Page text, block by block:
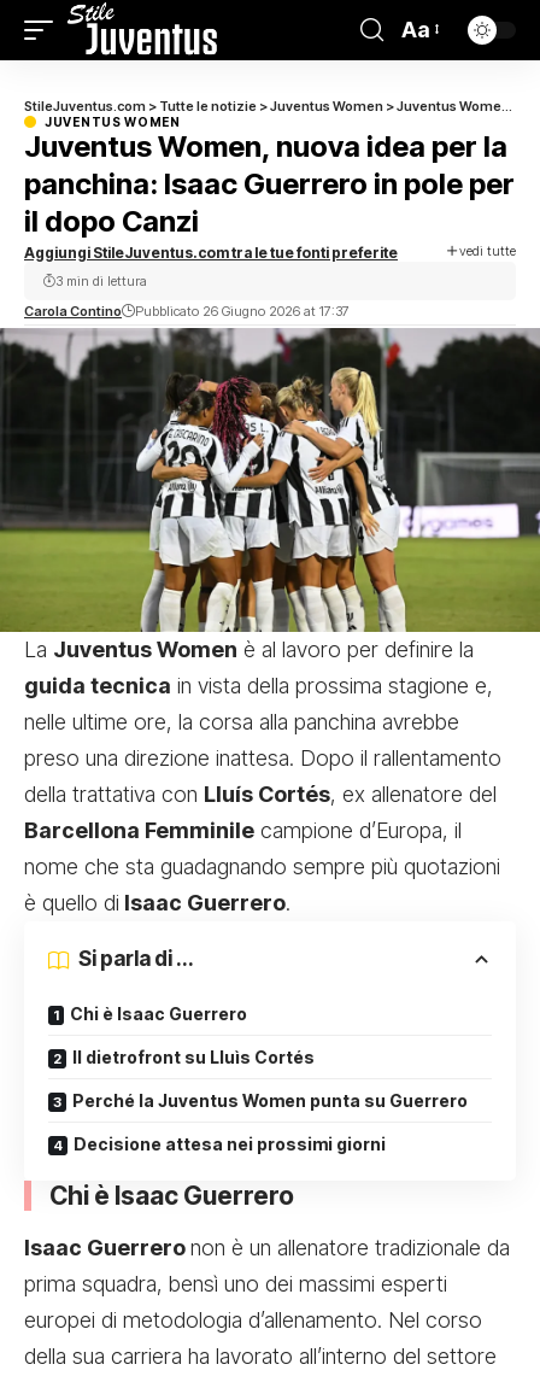
Aa
StileJuventus.com > Tutte le notizie >Juventus Women >Juventus Women, nuova idea per la panchina: Isaac Guerrero in pole per il dopo Canzi
JUVENTUS WOMEN
Juventus Women, nuova idea per la
panchina: Isaac Guerrero in pole per
il dopo Canzi
Aggiungi StileJuventus.com tra le tue fonti preferite vedi tutte
Carola Contino Pubblicato 26 Giugno 2026 at 17:37
3 min di lettura
La Juventus Women è al lavoro per definire la
guida tecnica in vista della prossima stagione e,
nelle ultime ore, la corsa alla panchina avrebbe
preso una direzione inattesa. Dopo il rallentamento
della trattativa con Lluís Cortés, ex allenatore del
Barcellona Femminile campione d’Europa, il
nome che sta guadagnando sempre più quotazioni
è quello di Isaac Guerrero.
Si parla di ...
Chi è Isaac Guerrero
Il dietrofront su Lluìs Cortés
Perché la Juventus Women punta su Guerrero
Decisione attesa nei prossimi giorni
Chi è Isaac Guerrero
Isaac Guerreronon è un allenatore tradizionale da
prima squadra, bensì uno dei massimi esperti
europei di metodologia d’allenamento. Nel corso
della sua carriera ha lavorato all’interno del settore